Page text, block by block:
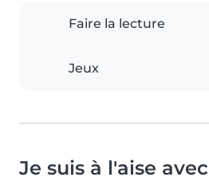
Faire la lecture
Jeux
Je suis à l'aise avec